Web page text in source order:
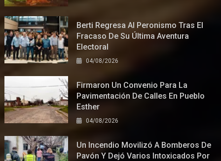
Berti Regresa Al Peronismo Tras El
Fracaso De Su Última Aventura
Electoral
04/08/2026
Firmaron Un Convenio Para La
Pavimentación De Calles En Pueblo
Esther
04/08/2026
Un Incendio Movilizó A Bomberos De
Pavón Y Dejó Varios Intoxicados Por